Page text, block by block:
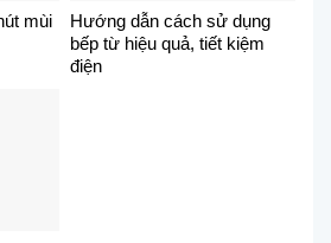
mùi
Hướng dẫn cách sử dụng
bếp từ hiệu quả, tiết kiệm
điện